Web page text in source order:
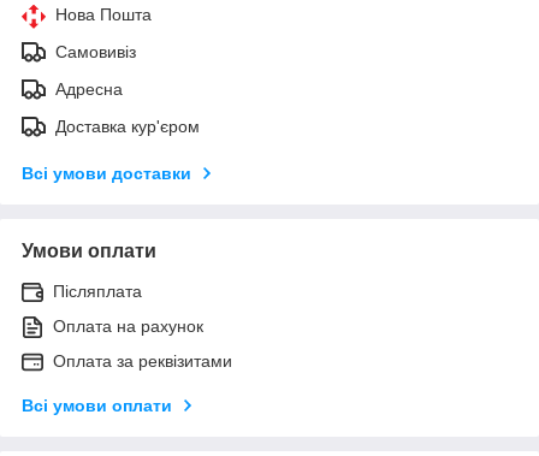
Нова Пошта
Самовивіз
Адресна
Доставка кур'єром
Всі умови доставки
Умови оплати
Післяплата
Оплата на рахунок
Оплата за реквізитами
Всі умови оплати